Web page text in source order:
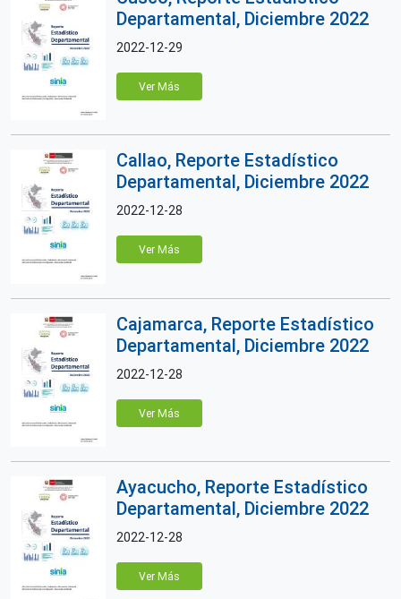
Departamental, Diciembre 2022
2022-12-29
Ver Más
Callao, Reporte Estadístico
Departamental, Diciembre 2022
2022-12-28
Ver Más
Cajamarca, Reporte Estadístico
Departamental, Diciembre 2022
2022-12-28
Ver Más
Ayacucho, Reporte Estadístico
Departamental, Diciembre 2022
2022-12-28
Ver Más